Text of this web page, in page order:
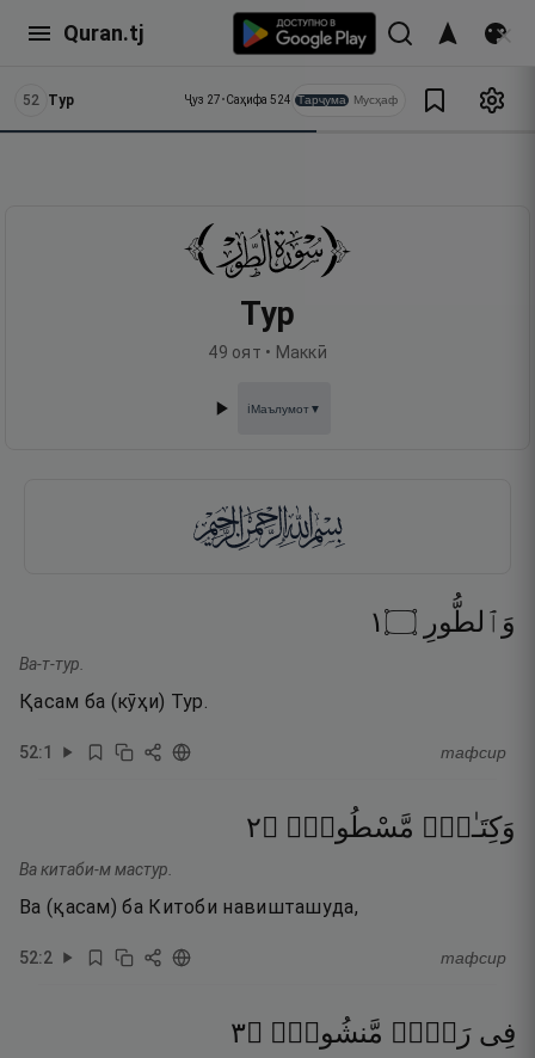
Quran.tj
52 Тур Ҷуз 27•Саҳифа 524 Тарҷума Мусҳаф
Тур
49 оят • Маккӣ
ℹ️Маълумот▼
وَٱلطُّورِ ۝١
Ва-т-тур.
Қасам ба (кӯҳи) Тур.
52:1 тафсир
وَكِتَـٰبٍۢ مَّسْطُورٍۢ ۝٢
Ва китаби-м мастур.
Ва (қасам) ба Китоби навишташуда,
52:2 тафсир
فِى رَقٍّۢ مَّنشُورٍۢ ۝٣